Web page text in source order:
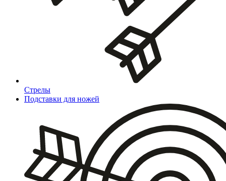
Стрелы
Подставки для ножей